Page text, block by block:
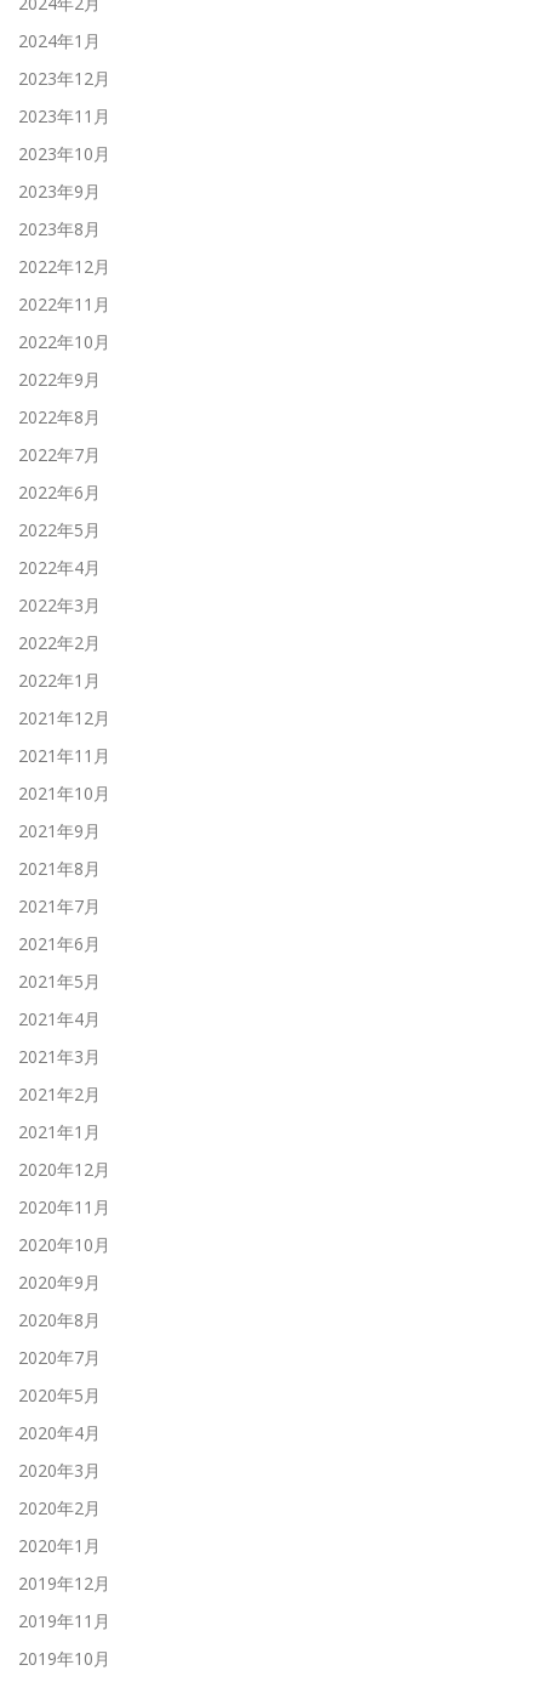
2024年1月
2023年12月
2023年11月
2023年10月
2023年9月
2023年8月
2022年12月
2022年11月
2022年10月
2022年9月
2022年8月
2022年7月
2022年6月
2022年5月
2022年4月
2022年3月
2022年2月
2022年1月
2021年12月
2021年11月
2021年10月
2021年9月
2021年8月
2021年7月
2021年6月
2021年5月
2021年4月
2021年3月
2021年2月
2021年1月
2020年12月
2020年11月
2020年10月
2020年9月
2020年8月
2020年7月
2020年5月
2020年4月
2020年3月
2020年2月
2020年1月
2019年12月
2019年11月
2019年10月